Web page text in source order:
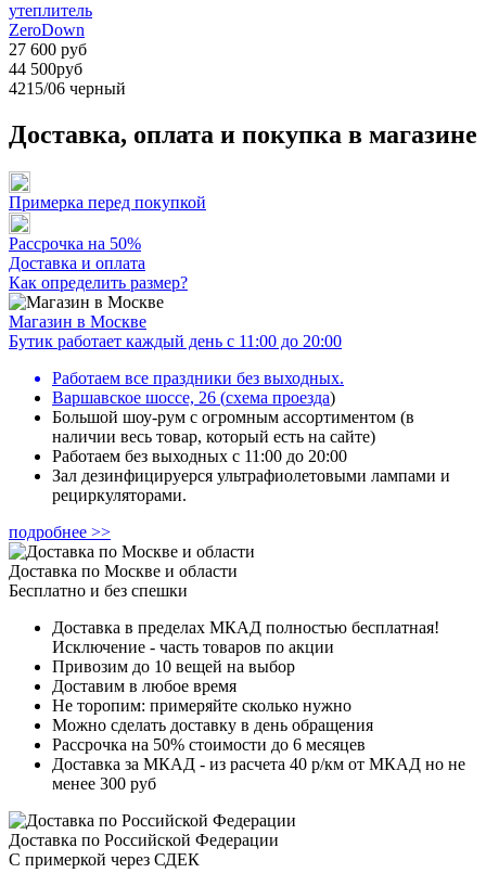
утеплитель
ZeroDown
27 600 руб
44 500руб
4215/06 черный
Доставка, оплата и покупка в магазине
Примерка перед покупкой
Рассрочка на 50%
Доставка и оплата
Как определить размер?
Магазин в Москве
Бутик работает каждый день с 11:00 до 20:00
Работаем все праздники без выходных.
Варшавское шоссе, 26 (схема проезда)
Большой шоу-рум с огромным ассортиментом (в
наличии весь товар, который есть на сайте)
Работаем без выходных с 11:00 до 20:00
Зал дезинфицируерся ультрафиолетовыми лампами и
рециркуляторами.
подробнее >>
Доставка по Москве и области
Бесплатно и без спешки
Доставка в пределах МКАД полностью бесплатная!
Исключение - часть товаров по акции
Привозим до 10 вещей на выбор
Доставим в любое время
Не торопим: примеряйте сколько нужно
Можно сделать доставку в день обращения
Рассрочка на 50% стоимости до 6 месяцев
Доставка за МКАД - из расчета 40 р/км от МКАД но не
менее 300 руб
Доставка по Российской Федерации
С примеркой через СДЕК